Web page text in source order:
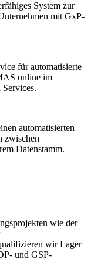
System zur
mit GxP-
für automatisierte
online im
automatisierten
zwischen
Datenstamm.
wie der
wir Lager
und GSP-